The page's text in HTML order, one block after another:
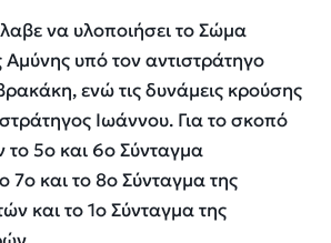
να υλοποιήσει το Σώμα
Αμύνης υπό τον αντιστράτηγο
ενώ τις δυνάμεις κρούσης
Ιωάννου. Για το σκοπό
το 5ο και 6ο Σύνταγμα
7ο και το 8ο Σύνταγμα της
και το 1ο Σύνταγμα της